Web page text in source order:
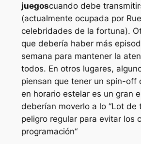
juegoscuando debe
(actualmente ocupada por
celebridades de la fortuna).
que debería haber más
semana para mantener la
todos. En otros lugares,
piensan que tener un spin-off
en horario estelar es un gran
deberían moverlo a lo “Lot de
peligro regular para evitar los
programación“